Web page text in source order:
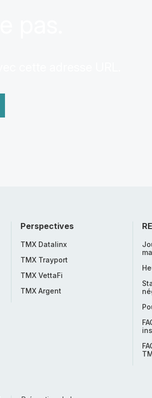
Perspectives
TMX Datalinx
TMX Trayport
TMX VettaFi
TMX Argent